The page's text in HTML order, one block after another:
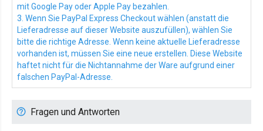
mit Google Pay oder Apple Pay bezahlen.
3. Wenn Sie PayPal Express Checkout wählen (anstatt die
Lieferadresse auf dieser Website auszufüllen), wählen Sie
bitte die richtige Adresse. Wenn keine aktuelle Lieferadresse
vorhanden ist, müssen Sie eine neue erstellen. Diese Website
haftet nicht für die Nichtannahme der Ware aufgrund einer
falschen PayPal-Adresse.
Fragen und Antworten